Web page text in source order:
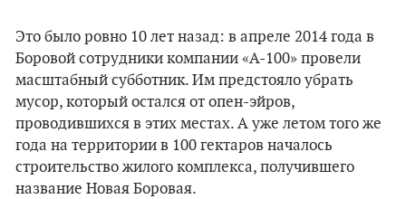
Это было ровно 10 лет назад: в апреле 2014 года в
Боровой сотрудники компании «А-100» провели
масштабный субботник. Им предстояло убрать
мусор, который остался от опен-эйров,
проводившихся в этих местах. А уже летом того же
года на территории в 100 гектаров началось
строительство жилого комплекса, получившего
название Новая Боровая.